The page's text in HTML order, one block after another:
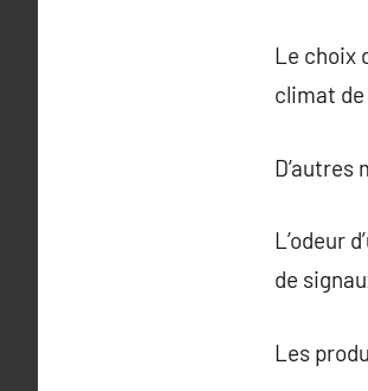
Le choix
climat
L’odeur
de
Les